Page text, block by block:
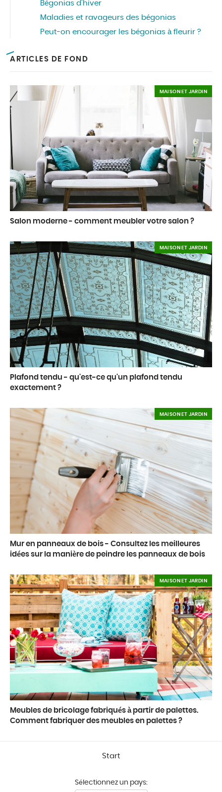
Bégonias d’hiver
Maladies et ravageurs des bégonias
Peut-on encourager les bégonias à fleurir ?
ARTICLES DE FOND
Salon moderne - comment meubler votre salon ?
MAISON ET JARDIN
Plafond tendu - qu'est-ce qu'un plafond tendu
exactement ?
MAISON ET JARDIN
Mur en panneaux de bois - Consultez les meilleures
idées sur la manière de peindre les panneaux de bois
MAISON ET JARDIN
Meubles de bricolage fabriqués à partir de palettes.
Comment fabriquer des meubles en palettes ?
MAISON ET JARDIN
Start
Sélectionnez un pays: